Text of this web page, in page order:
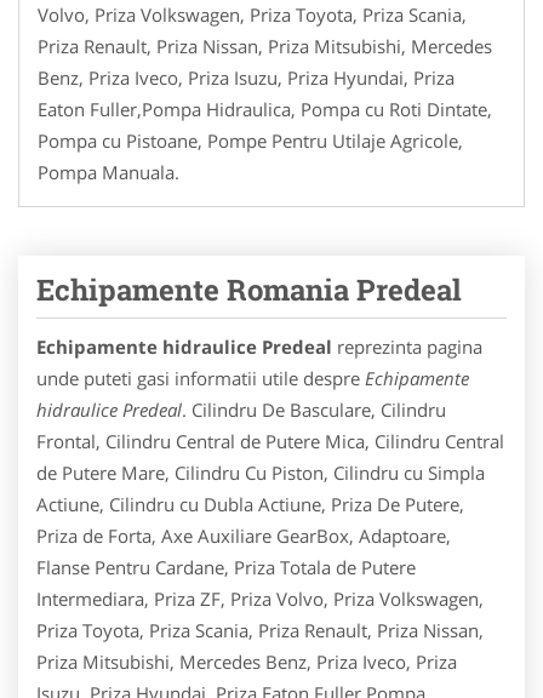
Volvo, Priza Volkswagen, Priza Toyota, Priza Scania,
Priza Renault, Priza Nissan, Priza Mitsubishi, Mercedes
Benz, Priza Iveco, Priza Isuzu, Priza Hyundai, Priza
Eaton Fuller,Pompa Hidraulica, Pompa cu Roti Dintate,
Pompa cu Pistoane, Pompe Pentru Utilaje Agricole,
Pompa Manuala.
Echipamente Romania Predeal
Echipamente hidraulice Predeal reprezinta pagina
unde puteti gasi informatii utile despre Echipamente
hidraulice Predeal. Cilindru De Basculare, Cilindru
Frontal, Cilindru Central de Putere Mica, Cilindru Central
de Putere Mare, Cilindru Cu Piston, Cilindru cu Simpla
Actiune, Cilindru cu Dubla Actiune, Priza De Putere,
Priza de Forta, Axe Auxiliare GearBox, Adaptoare,
Flanse Pentru Cardane, Priza Totala de Putere
Intermediara, Priza ZF, Priza Volvo, Priza Volkswagen,
Priza Toyota, Priza Scania, Priza Renault, Priza Nissan,
Priza Mitsubishi, Mercedes Benz, Priza Iveco, Priza
Isuzu, Priza Hyundai, Priza Eaton Fuller,Pompa